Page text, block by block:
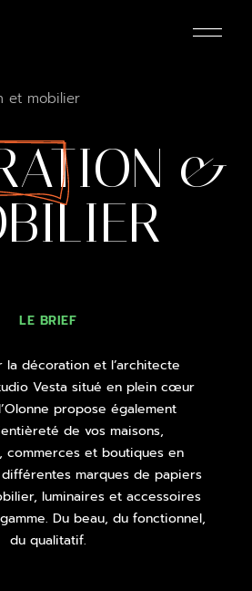
et mobilier
&
LE BRIEF
la décoration et l’architecte
Vesta situé en plein cœur
propose également
de vos maisons,
commerces et boutiques en
marques de papiers
luminaires et accessoires
Du beau, du fonctionnel,
du qualitatif.